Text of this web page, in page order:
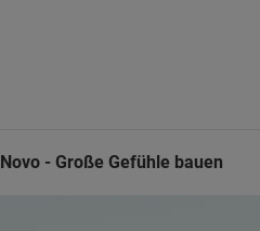
Novo - Große Gefühle bauen